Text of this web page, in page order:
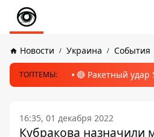
Новости Украина События
ТОПТЕМЫ: 🔴 Ракетный удар
16:35, 01 декабря 2022
Кубракова назначили